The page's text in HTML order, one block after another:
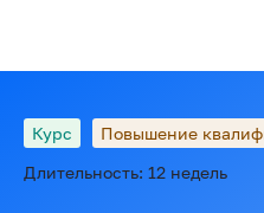
Курс
Повышение
Длительность: 12 недель